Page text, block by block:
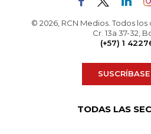
© 2026, RCN Medios. Todos
Cr. 13a 37-32,
(+57) 1
SUSCRÍBASE
TODAS LAS